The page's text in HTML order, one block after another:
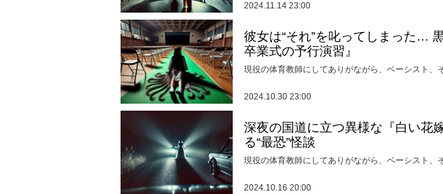
2024.11.14 23:00
彼女は“それ”を叱ってしまった…
卒業式の予行演習』
現役の体育教師にしてありがながら、ベーシスト、
2024.10.30 23:00
深夜の国道に立つ異様な『白い花
る“最恐”怪談
現役の体育教師にしてありがながら、ベーシスト、
2024.10.16 20:00